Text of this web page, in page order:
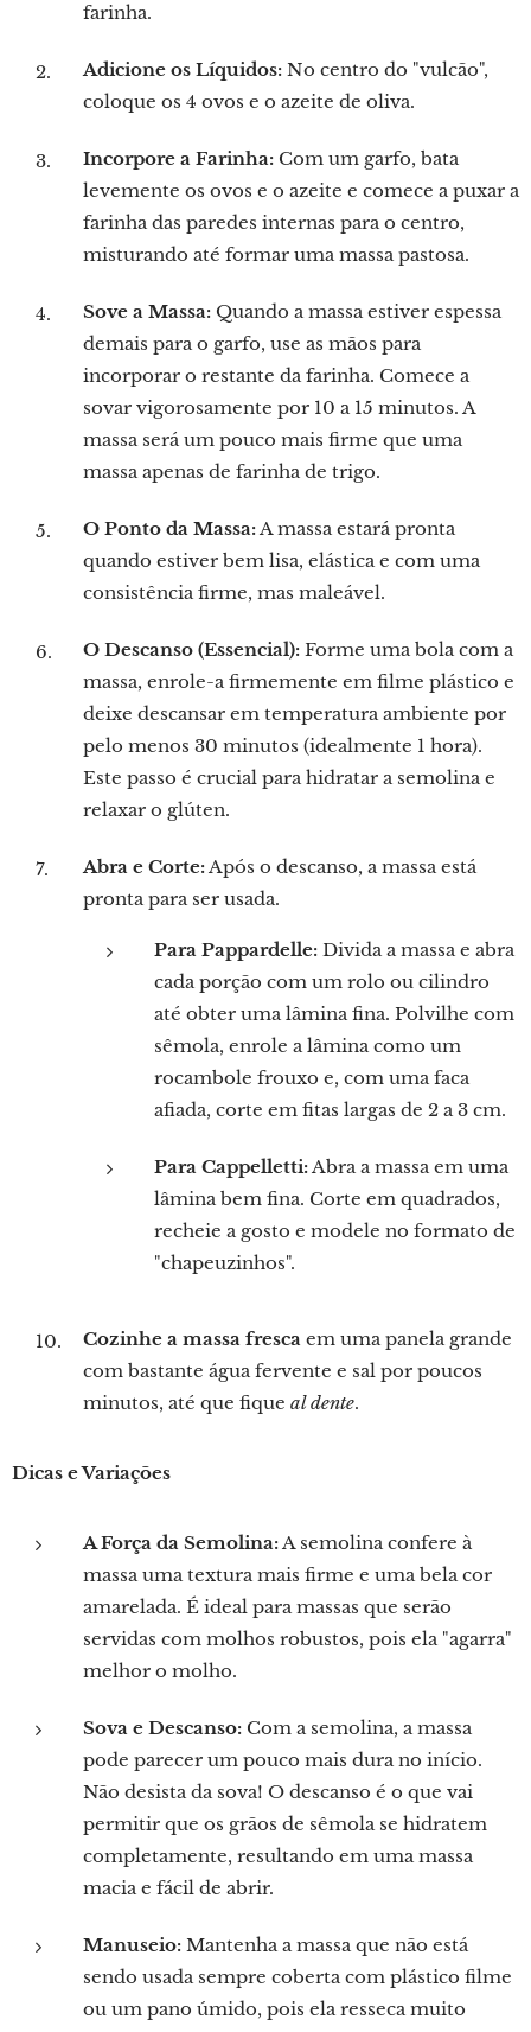
farinha.
Adicione os Líquidos: No centro do "vulcão",
coloque os 4 ovos e o azeite de oliva.
Incorpore a Farinha: Com um garfo, bata
levemente os ovos e o azeite e comece a puxar a
farinha das paredes internas para o centro,
misturando até formar uma massa pastosa.
Sove a Massa: Quando a massa estiver espessa
demais para o garfo, use as mãos para
incorporar o restante da farinha. Comece a
sovar vigorosamente por 10 a 15 minutos. A
massa será um pouco mais firme que uma
massa apenas de farinha de trigo.
O Ponto da Massa:A massa estará pronta
quando estiver bem lisa, elástica e com uma
consistência firme, mas maleável.
O Descanso (Essencial): Forme uma bola com a
massa, enrole-a firmemente em filme plástico e
deixe descansar em temperatura ambiente por
pelo menos 30 minutos (idealmente 1 hora).
Este passo é crucial para hidratar a semolina e
relaxar o glúten.
Abra e Corte:Após o descanso, a massa está
pronta para ser usada.
Para Pappardelle: Divida a massa e abra
cada porção com um rolo ou cilindro
até obter uma lâmina fina. Polvilhe com
sêmola, enrole a lâmina como um
rocambole frouxo e, com uma faca
afiada, corte em fitas largas de 2 a 3 cm.
Para Cappelletti:Abra a massa em uma
lâmina bem fina. Corte em quadrados,
recheie a gosto e modele no formato de
"chapeuzinhos".
Cozinhe a massa fresca em uma panela grande
com bastante água fervente e sal por poucos
minutos, até que fique al dente.
Dicas e Variações
A Força da Semolina:A semolina confere à
massa uma textura mais firme e uma bela cor
amarelada. É ideal para massas que serão
servidas com molhos robustos, pois ela "agarra"
melhor o molho.
Sova e Descanso: Com a semolina, a massa
pode parecer um pouco mais dura no início.
Não desista da sova! O descanso é o que vai
permitir que os grãos de sêmola se hidratem
completamente, resultando em uma massa
macia e fácil de abrir.
Manuseio: Mantenha a massa que não está
sendo usada sempre coberta com plástico filme
ou um pano úmido, pois ela resseca muito